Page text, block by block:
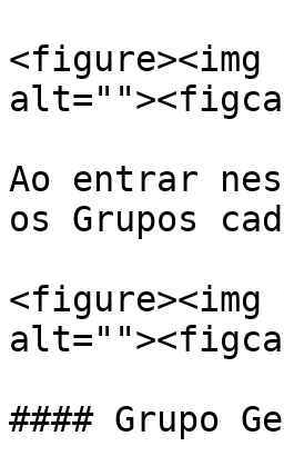
<figure><img
Ao entrar
os Grupos
#### Grupo